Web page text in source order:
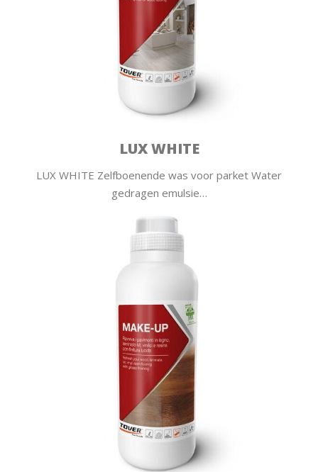
LUX WHITE
LUX WHITE Zelfboenende was voor parket Water
gedragen emulsie…